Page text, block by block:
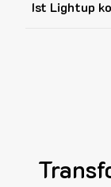
Ist Lightup